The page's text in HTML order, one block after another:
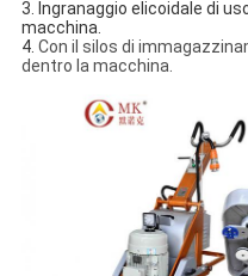
3. Ingranaggio elicoidale di
macchina.
4. Con il silos di
dentro la macchina.